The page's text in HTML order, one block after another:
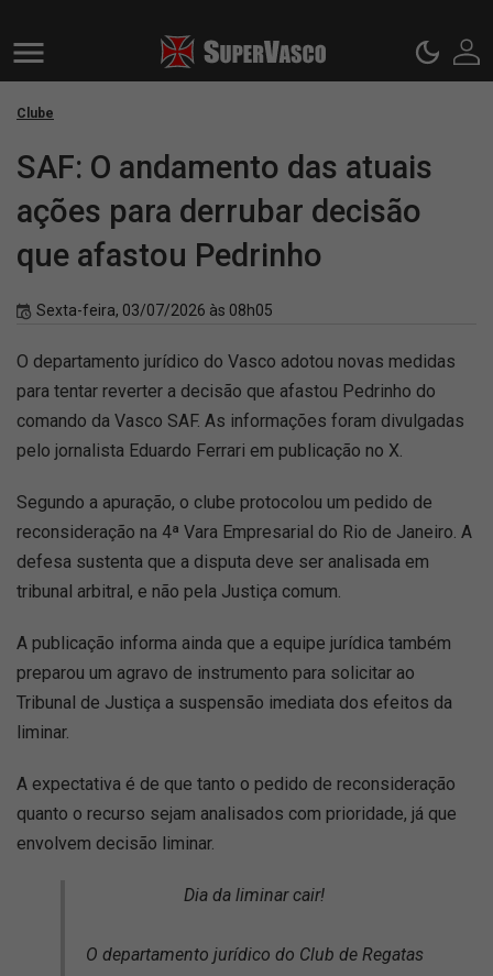
Clube
SAF: O andamento das atuais
ações para derrubar decisão
que afastou Pedrinho
Sexta-feira, 03/07/2026 às 08h05
O departamento jurídico do Vasco adotou novas medidas
para tentar reverter a decisão que afastou Pedrinho do
comando da Vasco SAF. As informações foram divulgadas
pelo jornalista Eduardo Ferrari em publicação no X.
Segundo a apuração, o clube protocolou um pedido de
reconsideração na 4ª Vara Empresarial do Rio de Janeiro. A
defesa sustenta que a disputa deve ser analisada em
tribunal arbitral, e não pela Justiça comum.
A publicação informa ainda que a equipe jurídica também
preparou um agravo de instrumento para solicitar ao
Tribunal de Justiça a suspensão imediata dos efeitos da
liminar.
A expectativa é de que tanto o pedido de reconsideração
quanto o recurso sejam analisados com prioridade, já que
envolvem decisão liminar.
Dia da liminar cair!
O departamento jurídico do Club de Regatas